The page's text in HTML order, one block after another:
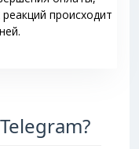
происходит